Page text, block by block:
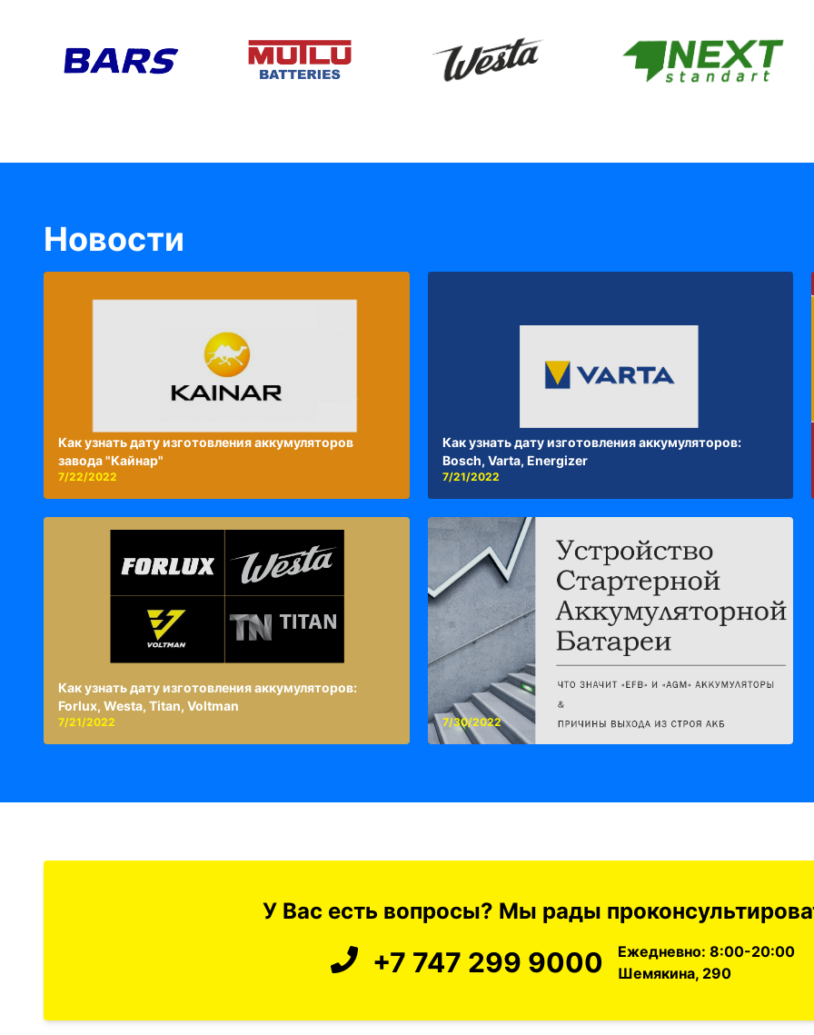
Новости
Как узнать дату изготовления аккумуляторов
завода "Кайнар"
7/22/2022
Как узнать дату изготовления аккумуляторов:
Bosch, Varta, Energizer
7/21/2022
Как узнать дату изготовления аккумуляторов:
Forlux, Westa, Titan, Voltman
7/21/2022 7/30/2022
У Вас есть вопросы? Мы рады
+7 747 299 9000
Ежедневно: 8:00-20:00
Шемякина, 290